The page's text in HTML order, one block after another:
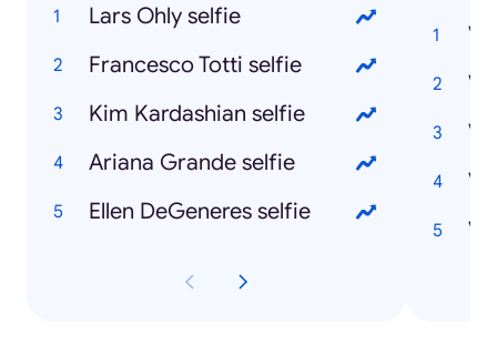
Lars Ohly selfie
Francesco Totti selfie
Kim Kardashian selfie
Ariana Grande selfie
Ellen DeGeneres selfie